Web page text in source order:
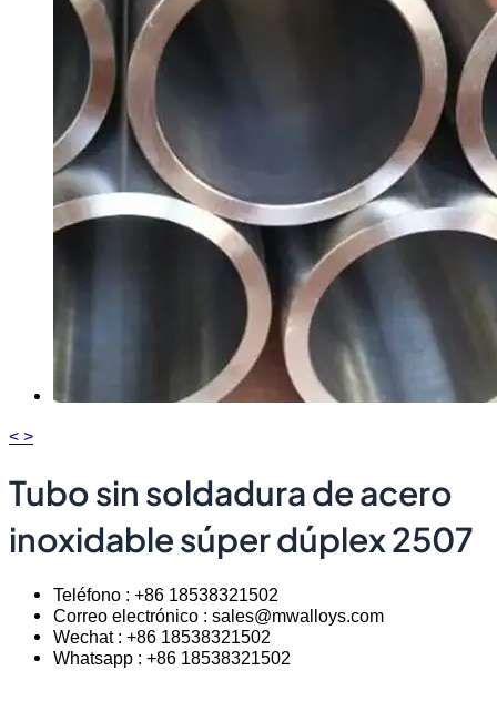
< >
Tubo sin soldadura de acero
inoxidable súper dúplex 2507
Teléfono : +86 18538321502
Correo electrónico : sales@mwalloys.com
Wechat : +86 18538321502
Whatsapp : +86 18538321502